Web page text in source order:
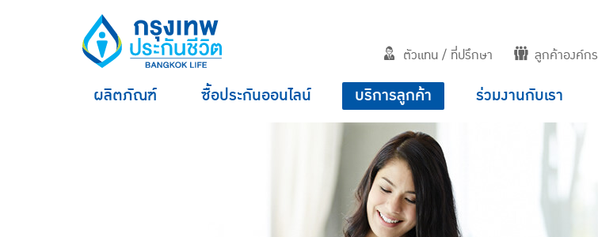
ตัวแทน / ที่ปรึกษา ลูกค้าองค์กร
ผลิตภัณฑ์ ซื้อประกันออนไลน์ บริการลูกค้า ร่วมงานกับเรา